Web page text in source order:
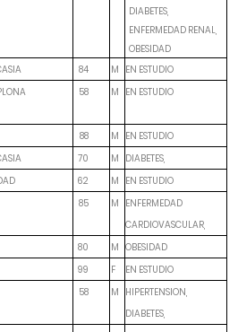
DIABETES,
ENFERMEDAD RENAL,
OBESIDAD
84 M EN ESTUDIO
58 M EN ESTUDIO
88 M EN ESTUDIO
70 M DIABETES,
62 M EN ESTUDIO
85 M ENFERMEDAD
CARDIOVASCULAR,
80 M OBESIDAD
99 F
EN ESTUDIO
58 M HIPERTENSION,
DIABETES,